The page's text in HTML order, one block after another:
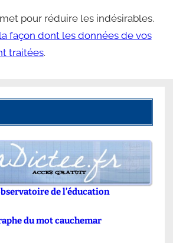
pour réduire les indésirables.
façon dont les données de vos
traitées.
de l’éducation
du mot cauchemar